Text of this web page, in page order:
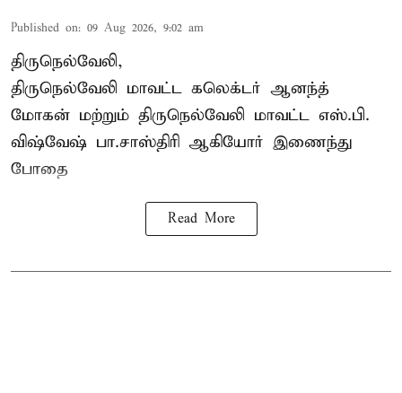
Published on: 09 Aug 2026, 9:02 am
திருநெல்வேலி,
திருநெல்வேலி மாவட்ட கலெக்டர் ஆனந்த்
மோகன் மற்றும் திருநெல்வேலி மாவட்ட எஸ்.பி.
விஷ்வேஷ் பா.சாஸ்திரி ஆகியோர் இணைந்து
போதை
Read More